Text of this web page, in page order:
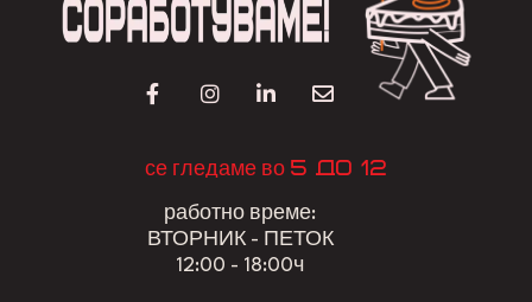
се гледаме во 5 до 12
работно време:
ВТОРНИК - ПЕТОК
12:00 - 18:00ч